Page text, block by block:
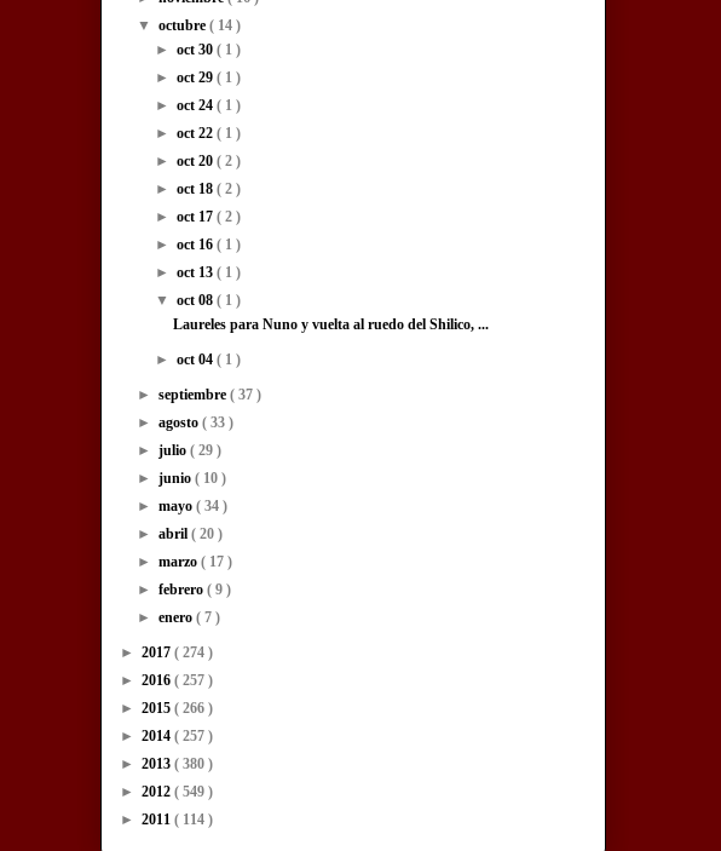
▼octubre( 14 )
► oct 30 ( 1 )
► oct 29 ( 1 )
► oct 24 ( 1 )
► oct 22 ( 1 )
► oct 20 ( 2 )
► oct 18 ( 2 )
► oct 17 ( 2 )
► oct 16 ( 1 )
► oct 13 ( 1 )
▼ oct 08 ( 1 )
Laureles para Nuno y vuelta al ruedo del Shilico, ...
► oct 04 ( 1 )
►septiembre( 37 )
►agosto( 33 )
►julio( 29 )
►junio( 10 )
►mayo( 34 )
►abril( 20 )
►marzo( 17 )
►febrero( 9 )
►enero( 7 )
► 2017 ( 274 )
► 2016 ( 257 )
► 2015 ( 266 )
► 2014 ( 257 )
► 2013 ( 380 )
► 2012 ( 549 )
► 2011 ( 114 )